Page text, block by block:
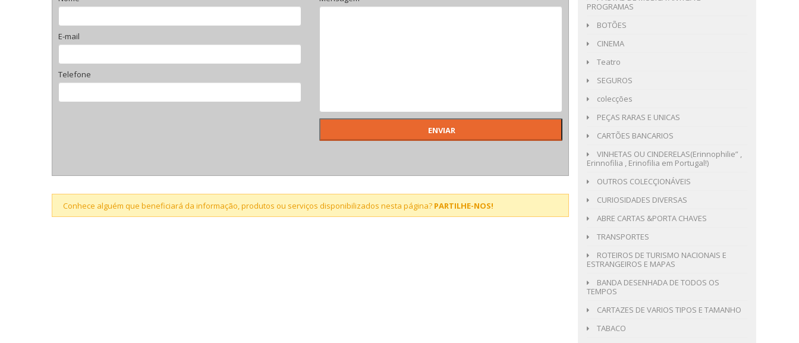
E-mail
Telefone
Conhece alguém que beneficiará da informação, produtos ou serviços disponibilizados nesta página? PARTILHE-NOS!
PROGRAMAS
BOTÕES
CINEMA
Teatro
SEGUROS
colecções
PEÇAS RARAS E UNICAS
CARTÕES BANCARIOS
VINHETAS OU CINDERELAS(Erinnophilie” ,
Erinnofilia , Erinofilia em Portugal!)
OUTROS COLECÇIONÁVEIS
CURIOSIDADES DIVERSAS
ABRE CARTAS &PORTA CHAVES
TRANSPORTES
ROTEIROS DE TURISMO NACIONAIS E
ESTRANGEIROS E MAPAS
BANDA DESENHADA DE TODOS OS
TEMPOS
CARTAZES DE VARIOS TIPOS E TAMANHO
TABACO